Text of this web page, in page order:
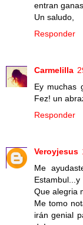
entran
Un saludo,
Responder
Carmelilla
Ey muchas
Fez! un
Responder
Veroyjesus
Me
Que alegria
Me tomo
irán genial